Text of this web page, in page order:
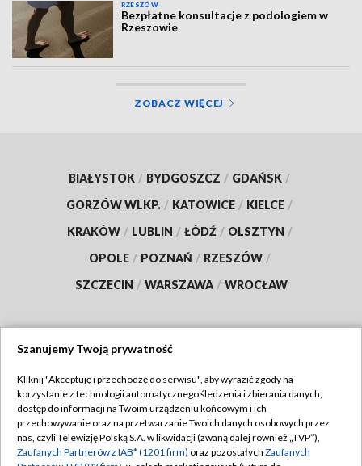
RZESZÓW
Bezpłatne konsultacje z podologiem w
Rzeszowie
ZOBACZ WIĘCEJ
BIAŁYSTOK / BYDGOSZCZ / GDAŃSK /
GORZÓW WLKP. / KATOWICE / KIELCE /
KRAKÓW / LUBLIN / ŁÓDŹ / OLSZTYN /
OPOLE / POZNAŃ / RZESZÓW /
SZCZECIN / WARSZAWA / WROCŁAW
TVP
Abonament TVP
Emisja w TVP
Regulamin TVP
Polityka prywatności
Szanujemy Twoją prywatność
Kliknij "Akceptuję i przechodzę do serwisu", aby wyrazić zgody na
korzystanie z technologii automatycznego śledzenia i zbierania danych,
dostęp do informacji na Twoim urządzeniu końcowym i ich
przechowywanie oraz na przetwarzanie Twoich danych osobowych przez
nas, czyli Telewizję Polską S.A. w likwidacji (zwaną dalej również „TVP”),
Zaufanych Partnerów z IAB* (1201 firm) oraz pozostałych Zaufanych